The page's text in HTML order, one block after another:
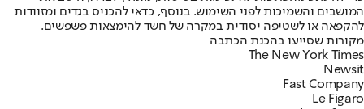
המושבים והשמיכות לפני השימוש. בנוסף, כדאי להכניס בגדים ומזוודות
להקפאה או לשטיפה יסודית במקרה של חשד להימצאות פשפשים.
מקורות שסייעו בהכנת הכתבה
The New York Times
Newsit
Fast Company
Le Figaro